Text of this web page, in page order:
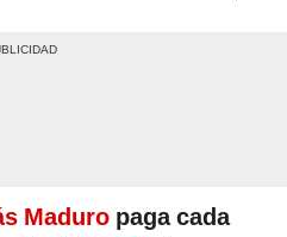
Maduro paga cada